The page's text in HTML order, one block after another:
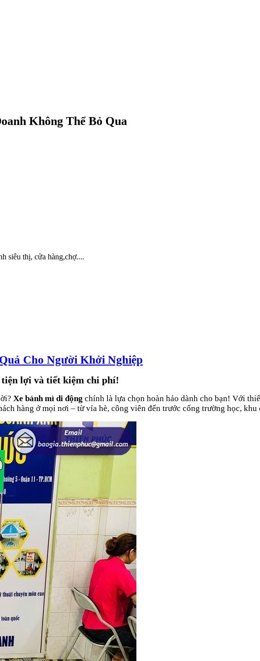
Không Thể Bỏ Qua
siêu thị, cửa hàng,chợ....
Cho Người Khởi Nghiệp
tiện lợi và tiết kiệm chi phí!
Xe bánh mì di động chính là lựa chọn hoàn hảo dành cho bạn! Với
hàng ở mọi nơi – từ vỉa hè, công viên đến trước cổng trường học, khu